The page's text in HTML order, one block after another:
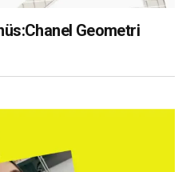
Geometri